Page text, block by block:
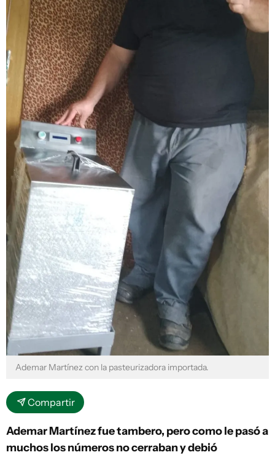
Ademar Martínez con la pasteurizadora importada.
Compartir
Ademar Martínez fue tambero, pero como le pasó a
muchos los números no cerraban y debió